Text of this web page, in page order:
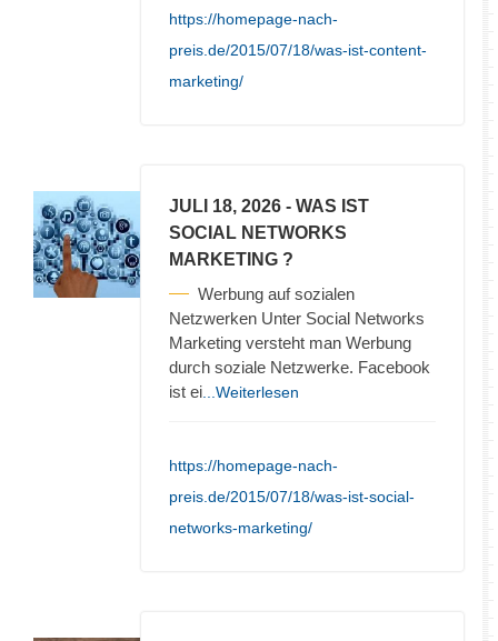
https://homepage-nach-
preis.de/2015/07/18/was-ist-content-
marketing/
JULI 18, 2026 - WAS IST
SOCIAL NETWORKS
MARKETING ?
Werbung auf sozialen
Netzwerken Unter Social Networks
Marketing versteht man Werbung
durch soziale Netzwerke. Facebook
ist ei ...Weiterlesen
https://homepage-nach-
preis.de/2015/07/18/was-ist-social-
networks-marketing/